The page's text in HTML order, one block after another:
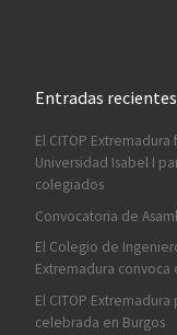
Entradas recientes
El CITOP
Universidad Isabel I
colegiados
Convocatoria de
El Colegio de
Extremadura
El CITOP
celebrada en Burgos